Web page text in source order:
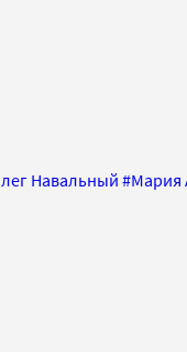
Навальный #Мария